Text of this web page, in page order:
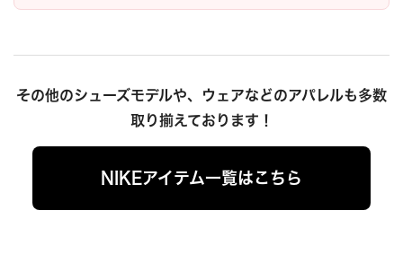
その他のシューズモデルや、ウェアなどのアパレルも多数
取り揃えております！
NIKEアイテム一覧はこちら